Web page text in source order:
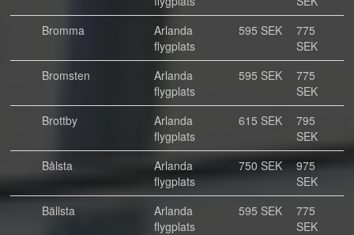
Bromma
Arlanda
flygplats
595 SEK
775
SEK
Bromsten
Arlanda
flygplats
595 SEK
775
SEK
Brottby
Arlanda
flygplats
615 SEK
795
SEK
Bålsta
Arlanda
flygplats
750 SEK
975
SEK
Bällsta
Arlanda
flygplats
595 SEK
775
SEK